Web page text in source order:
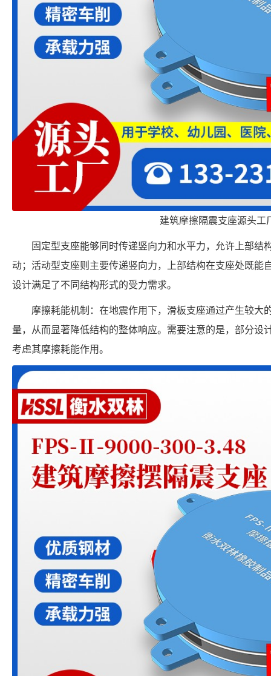
建筑摩擦隔震支座源头工
固定型支座能够同时传递竖向力和水平力，允许上部结
动；活动型支座则主要传递竖向力，上部结构在支座处既能
设计满足了不同结构形式的受力需求。
摩擦耗能机制：在地震作用下，滑板支座通过产生较大
量，从而显著降低结构的整体响应。需要注意的是，部分设
考虑其摩擦耗能作用。